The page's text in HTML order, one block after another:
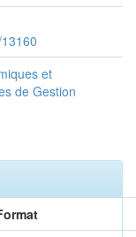
et
de Gestion